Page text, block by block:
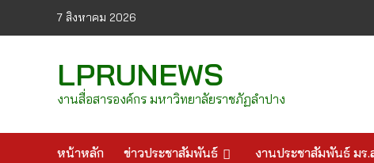
7 สิงหาคม 2026
LPRUNEWS
งานสื่อสารองค์กร มหาวิทยาลัยราชภัฏลำปาง
หน้าหลัก ข่าวประชาสัมพันธ์ งานประชาสัมพันธ์ มร.